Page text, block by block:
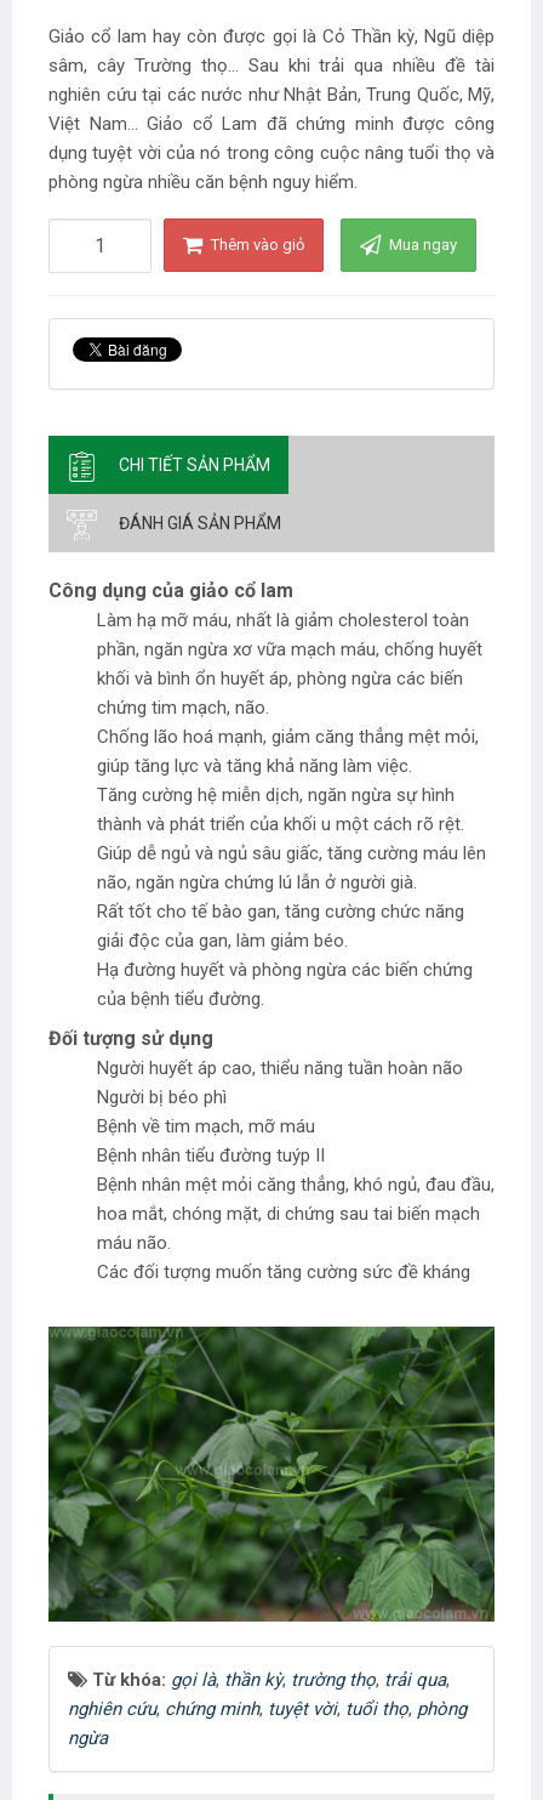
Giảo cổ lam hay còn được gọi là Cỏ Thần kỳ, Ngũ diệp
sâm, cây Trường thọ... Sau khi trải qua nhiều đề tài
nghiên cứu tại các nước như Nhật Bản, Trung Quốc, Mỹ,
Việt Nam... Giảo cổ Lam đã chứng minh được công
dụng tuyệt vời của nó trong công cuộc nâng tuổi thọ và
phòng ngừa nhiều căn bệnh nguy hiểm.
Thêm vào giỏ Mua ngay
CHI TIẾT SẢN PHẨM
ĐÁNH GIÁ SẢN PHẨM
Công dụng của giảo cổ lam
Làm hạ mỡ máu, nhất là giảm cholesterol toàn
phần, ngăn ngừa xơ vữa mạch máu, chống huyết
khối và bình ổn huyết áp, phòng ngừa các biến
chứng tim mạch, não.
Chống lão hoá mạnh, giảm căng thẳng mệt mỏi,
giúp tăng lực và tăng khả năng làm việc.
Tăng cường hệ miễn dịch, ngăn ngừa sự hình
thành và phát triển của khối u một cách rõ rệt.
Giúp dễ ngủ và ngủ sâu giấc, tăng cường máu lên
não, ngăn ngừa chứng lú lẫn ở người già.
Rất tốt cho tế bào gan, tăng cường chức năng
giải độc của gan, làm giảm béo.
Hạ đường huyết và phòng ngừa các biến chứng
của bệnh tiểu đường.
Đối tượng sử dụng
Người huyết áp cao, thiểu năng tuần hoàn não
Người bị béo phì
Bệnh về tim mạch, mỡ máu
Bệnh nhân tiểu đường tuýp II
Bệnh nhân mệt mỏi căng thẳng, khó ngủ, đau đầu,
hoa mắt, chóng mặt, di chứng sau tai biến mạch
máu não.
Các đối tượng muốn tăng cường sức đề kháng
Từ khóa: gọi là, thần kỳ, trường thọ, trải qua,
nghiên cứu, chứng minh, tuyệt vời, tuổi thọ, phòng
ngừa